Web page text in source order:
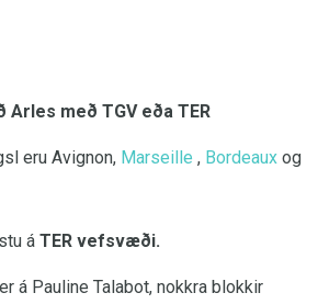
með TGV eða TER
eru Avignon, Marseille , Bordeaux og
á TER vefsvæði.
er á Pauline Talabot, nokkra blokkir